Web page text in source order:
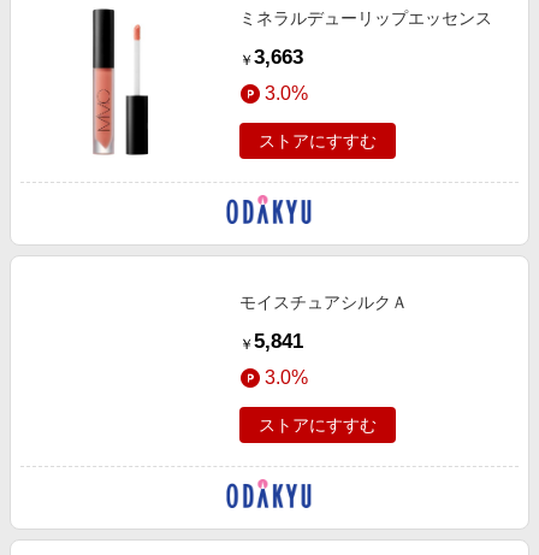
ミネラルデューリップエッセンス
￥ 3,663
3.0%
ストアにすすむ
モイスチュアシルクＡ
￥ 5,841
3.0%
ストアにすすむ